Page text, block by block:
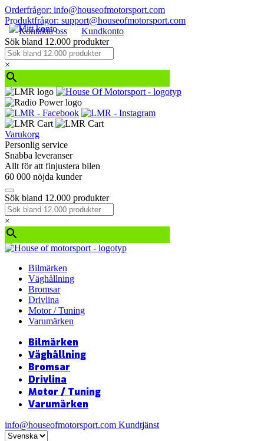
Orderfrågor: info@houseofmotorsport.com
Produktfrågor: support@houseofmotorsport.com
Kontakta oss
Kundkonto
Sök bland 12.000 produkter
×
Varukorg
Personlig service
Snabba leveranser
Allt för att finjustera bilen
60 000 nöjda kunder
Sök bland 12.000 produkter
×
Bilmärken
Väghållning
Bromsar
Drivlina
Motor / Tuning
Varumärken
Bilmärken
Väghållning
Bromsar
Drivlina
Motor / Tuning
Varumärken
info@houseofmotorsport.com Kundtjänst